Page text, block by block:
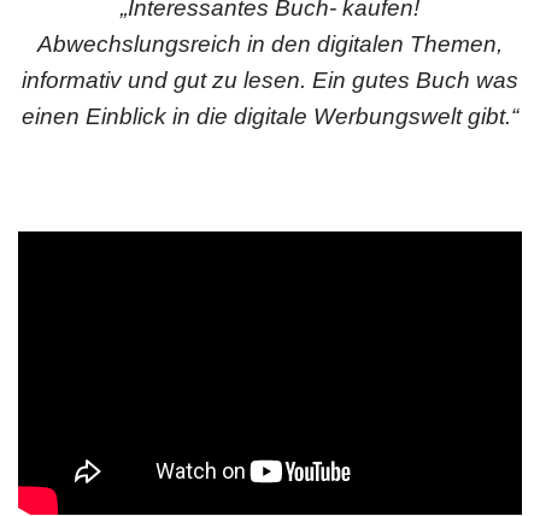
„Interessantes Buch- kaufen!
Abwechslungsreich in den digitalen Themen,
informativ und gut zu lesen. Ein gutes Buch was
einen Einblick in die digitale Werbungswelt gibt.“